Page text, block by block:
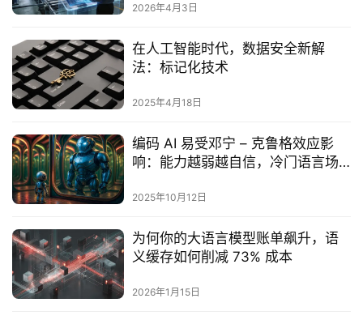
2026年4月3日
在人工智能时代，数据安全新解
法：标记化技术
2025年4月18日
编码 AI 易受邓宁 – 克鲁格效应影
响：能力越弱越自信，冷门语言场
2025年10月12日
为何你的大语言模型账单飙升，语
义缓存如何削减 73% 成本
2026年1月15日